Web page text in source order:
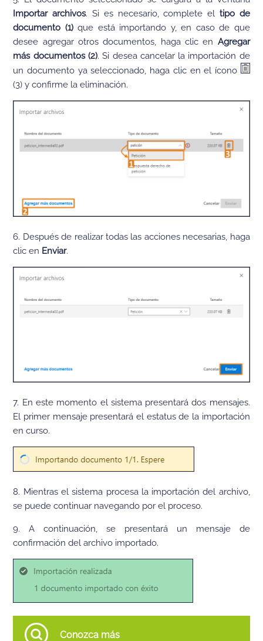
Importar archivos. Si es necesario, complete el tipo de
documento (1)que está importando y, en caso de que
desee agregar otros documentos, haga clic en Agregar
más documentos (2). Si desea cancelar la importación de
un documento ya seleccionado, haga clic en el ícono
(3) y confirme la eliminación.
6. Después de realizar todas las acciones necesarias, haga
clic en Enviar.
7. En este momento el sistema presentará dos mensajes.
El primer mensaje presentará el estatus de la importación
en curso.
8. Mientras el sistema procesa la importación del archivo,
se puede continuar navegando por el proceso.
9. A continuación, se presentará un mensaje de
confirmación del archivo importado.
Conozca más